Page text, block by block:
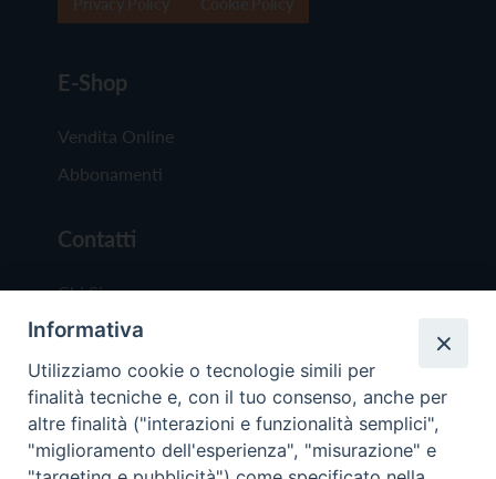
E-Shop
Vendita Online
Abbonamenti
Contatti
Chi Siamo
Redazione
Scrivici
Informativa
Utilizziamo cookie o tecnologie simili per
finalità tecniche e, con il tuo consenso, anche per
altre finalità ("interazioni e funzionalità semplici",
"miglioramento dell'esperienza", "misurazione" e